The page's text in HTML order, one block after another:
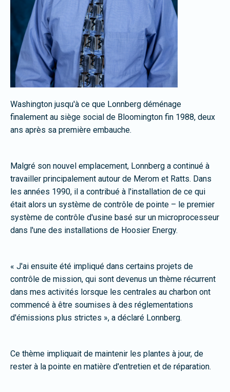
Washington jusqu'à ce que Lonnberg déménage
finalement au siège social de Bloomington fin 1988, deux
ans après sa première embauche.
Malgré son nouvel emplacement, Lonnberg a continué à
travailler principalement autour de Merom et Ratts. Dans
les années 1990, il a contribué à l'installation de ce qui
était alors un système de contrôle de pointe – le premier
système de contrôle d'usine basé sur un microprocesseur
dans l'une des installations de Hoosier Energy.
« J'ai ensuite été impliqué dans certains projets de
contrôle de mission, qui sont devenus un thème récurrent
dans mes activités lorsque les centrales au charbon ont
commencé à être soumises à des réglementations
d'émissions plus strictes », a déclaré Lonnberg.
Ce thème impliquait de maintenir les plantes à jour, de
rester à la pointe en matière d'entretien et de réparation.